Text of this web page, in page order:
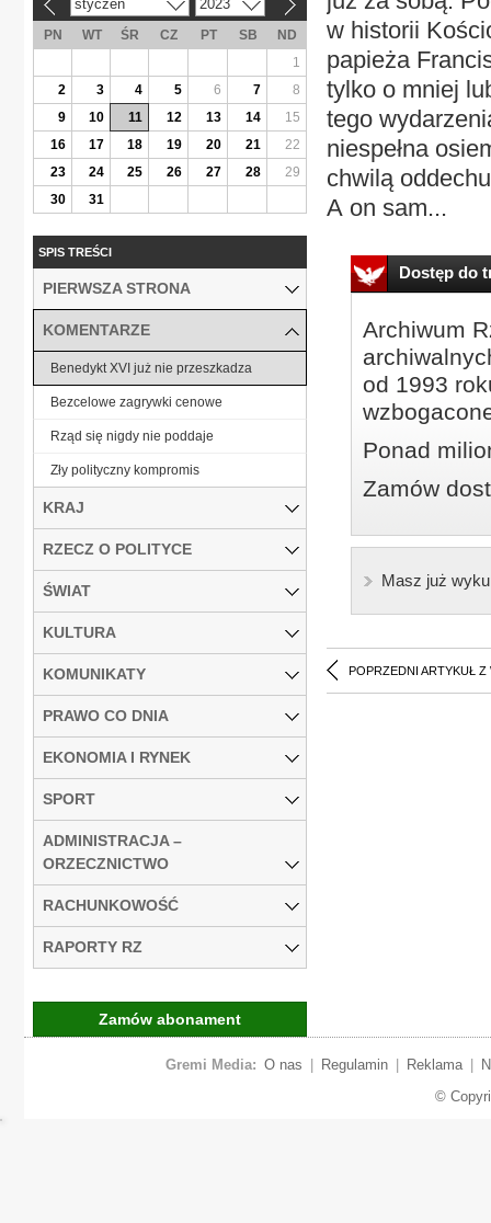
w historii
papieża
tylko o mniej
tego
niespełna
chwilą
A on sam...
Dostęp do
Archiwum
od 1993
Ponad
Zamów
Masz już
POPRZEDNI ARTYKUŁ Z
styczeń 2023
PN WT ŚR CZ PT SB
ND
1
2
3 4 5 6 7
8
9
10 11 12 13 14
15
16
17 18 19 20 21
22
23
24 25 26 27 28
29
30
31
SPIS TREŚCI
PIERWSZA STRONA
KOMENTARZE
Benedykt XVI już nie przeszkadza
Bezcelowe zagrywki cenowe
Rząd się nigdy nie poddaje
Zły polityczny kompromis
KRAJ
RZECZ O POLITYCE
ŚWIAT
KULTURA
KOMUNIKATY
PRAWO CO DNIA
EKONOMIA I RYNEK
SPORT
ADMINISTRACJA –
ORZECZNICTWO
RACHUNKOWOŚĆ
RAPORTY RZ
Zamów abonament
Gremi Media: O nas Regulamin Reklama
©